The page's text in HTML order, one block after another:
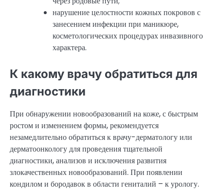
нарушение целостности кожных покровов с
занесением инфекции при маникюре,
косметологических процедурах инвазивного
характера.
К какому врачу обратиться для
диагностики
При обнаружении новообразований на коже, с быстрым
ростом и изменением формы, рекомендуется
незамедлительно обратиться к врачу-дерматологу или
дерматоонкологу для проведения тщательной
диагностики, анализов и исключения развития
злокачественных новообразований. При появлении
кондилом и бородавок в области гениталий – к урологу.